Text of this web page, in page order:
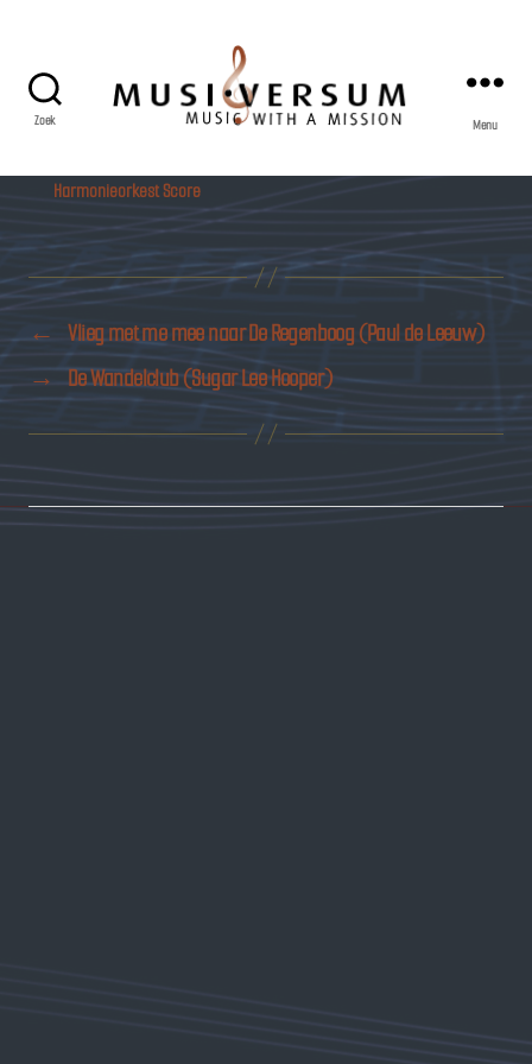
Zoek Menu
Harmonieorkest Score
←
Vlieg met me mee naar De Regenboog (Paul de Leeuw)
→ De Wandelclub (Sugar Lee Hooper)